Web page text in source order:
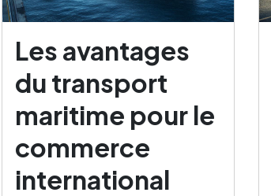
Les avantages
du transport
maritime pour le
commerce
international